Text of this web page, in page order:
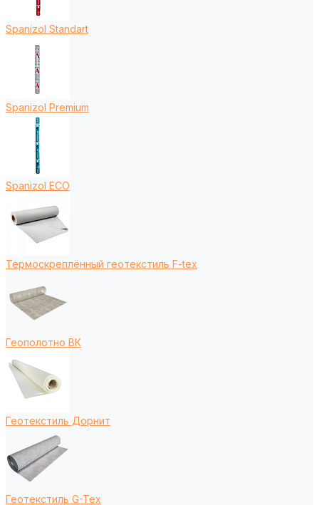
Spanizol Standart
Spanizol Premium
Spanizol ECO
Термоскреплённый геотекстиль F-tex
Геополотно ВК
Геотекстиль Дорнит
Геотекстиль G-Tex